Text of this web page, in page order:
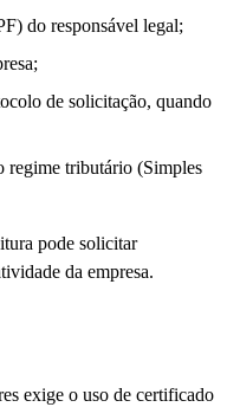
do responsável legal;
de solicitação, quando
regime tributário (Simples
pode solicitar
da empresa.
exige o uso de certificado